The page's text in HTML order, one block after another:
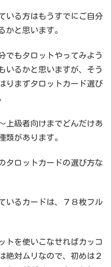
いる方はもうすでにご自分
かと思います。
でもタロットやってみよう
いるかと思いますが、そう
りまずタロットカード選び
上級者向けまでどんだけあ
類があります。
タロットカードの選び方な
いるカードは、７８枚フル
トを使いこなせればカッコ
絶対ムリなので、初めは２